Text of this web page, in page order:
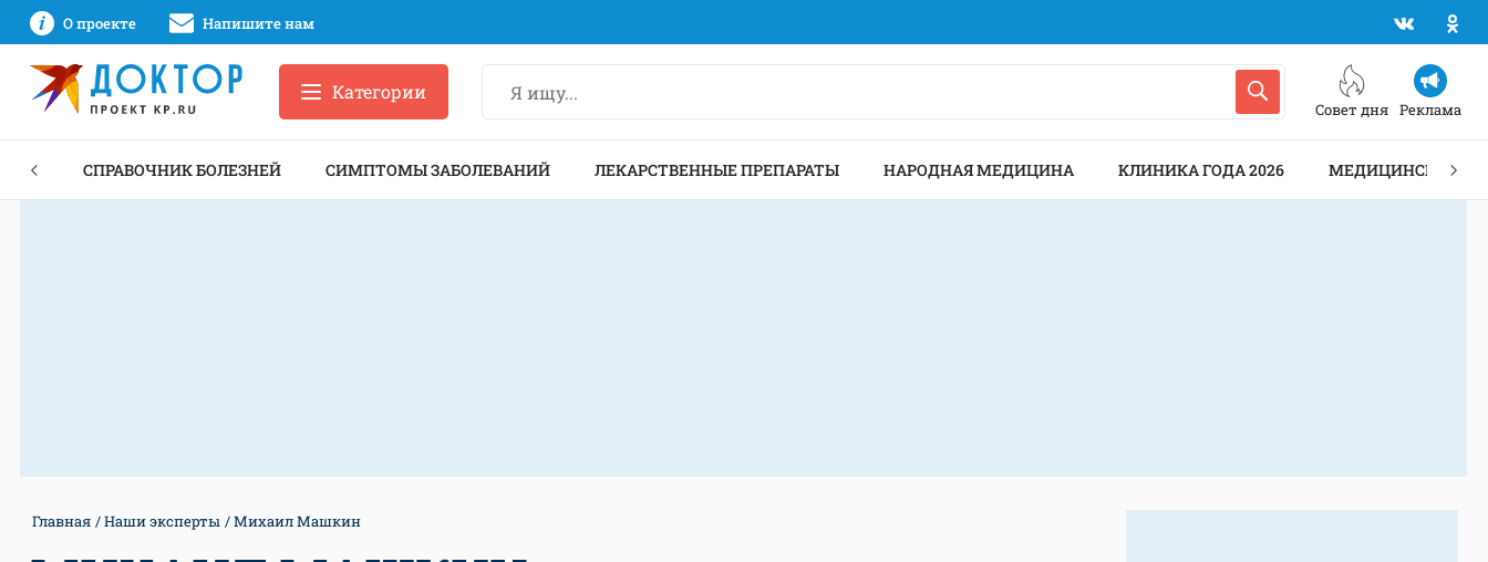
О проекте Напишите нам
Совет дня Реклама
Категории
СПРАВОЧНИК БОЛЕЗНЕЙ СИМПТОМЫ ЗАБОЛЕВАНИЙ ЛЕКАРСТВЕННЫЕ ПРЕПАРАТЫ НАРОДНАЯ МЕДИЦИНА КЛИНИКА ГОДА 2026 МЕДИЦИНСКИЕ
Главная Наши эксперты Михаил Машкин